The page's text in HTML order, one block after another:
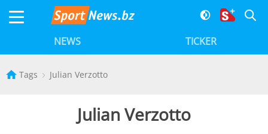
NEWS TICKER
Tags Julian Verzotto
Julian Verzotto